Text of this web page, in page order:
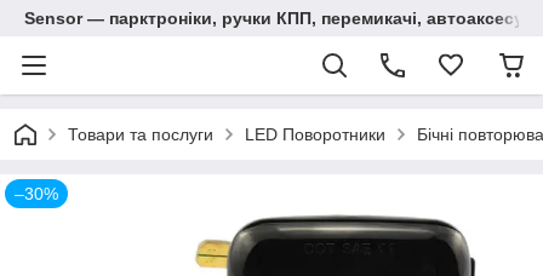
Sensor — парктроніки, ручки КПП, перемикачі,
Товари та послуги LED Поворотники Бічні
–30%